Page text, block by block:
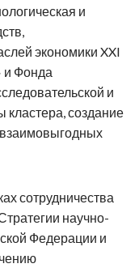
и
экономики XXI
и Фонда
и
кластера, создание
сотрудничества
научно-
Федерации и